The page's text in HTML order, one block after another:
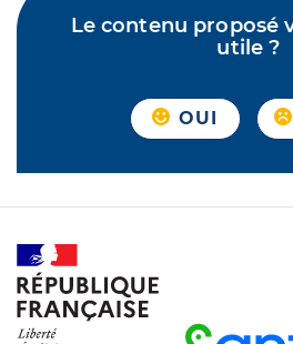
Le contenu proposé
utile ?
OUI